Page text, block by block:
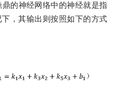
的神经网络中的神经就是指
，其输出则按照如下的方式